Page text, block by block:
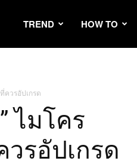
TREND HOW TO
ควรอัปเกรด
ไมโคร
รอัปเกรด